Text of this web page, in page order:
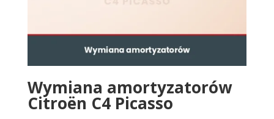
Wymiana amortyzatorów
Citroën C4 Picasso